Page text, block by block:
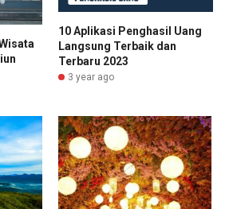
10 Aplikasi Penghasil Uang
Langsung Terbaik dan
Terbaru 2023
3 year ago